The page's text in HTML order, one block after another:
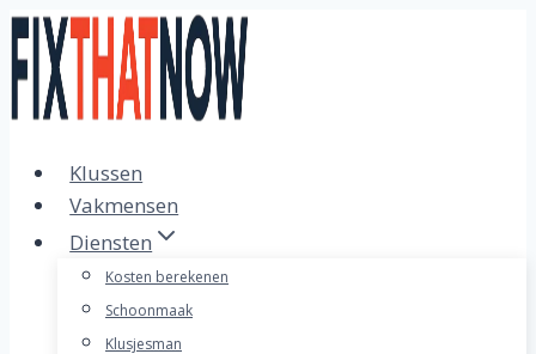
Doorgaan
naar
inhoud
Klussen
Vakmensen
Diensten
Kosten berekenen
Schoonmaak
Klusjesman